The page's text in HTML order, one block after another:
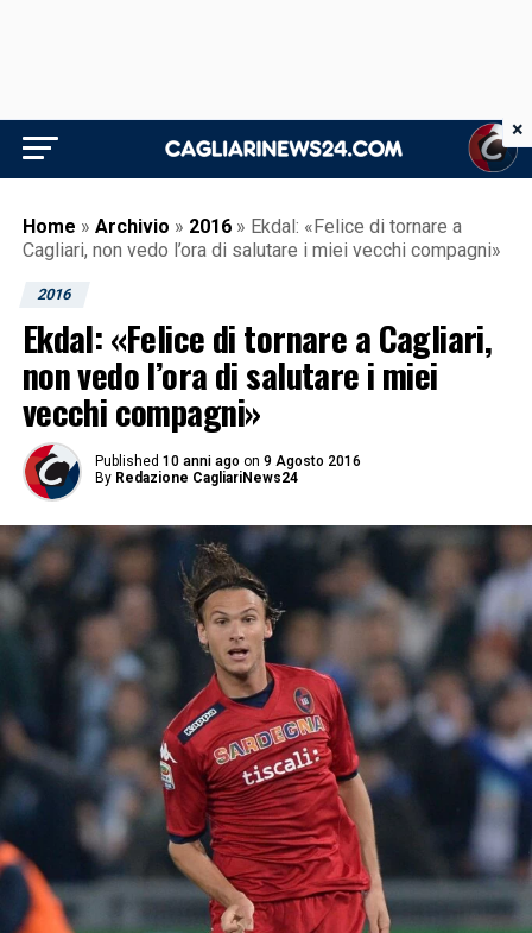
Home » Archivio » 2016 » Ekdal: «Felice di tornare a
Cagliari, non vedo l’ora di salutare i miei vecchi compagni»
2016
Ekdal: «Felice di tornare a Cagliari,
non vedo l’ora di salutare i miei
vecchi compagni»
Published 10 anni ago on 9 Agosto 2016
By Redazione CagliariNews24
×